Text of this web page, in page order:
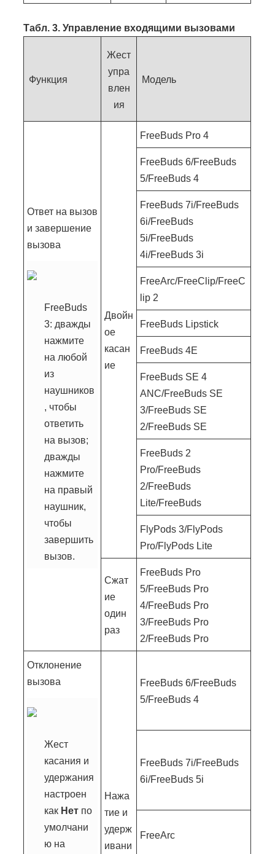
Табл. 3.Управление входящими вызовами
Функция
Жест
упра
влен
ия
Модель
Ответ на вызов
и завершение
вызова
FreeBuds
3: дважды
нажмите
на любой
из
наушников
, чтобы
ответить
на вызов;
дважды
нажмите
на правый
наушник,
чтобы
завершить
вызов.
Двойн
ое
касан
ие
FreeBuds Pro 4
FreeBuds 6/FreeBuds
5/FreeBuds 4
FreeBuds 7i/FreeBuds
6i/FreeBuds
5i/FreeBuds
4i/FreeBuds 3i
FreeArc/FreeClip/FreeC
lip 2
FreeBuds Lipstick
FreeBuds 4E
FreeBuds SE 4
ANC/FreeBuds SE
3/FreeBuds SE
2/FreeBuds SE
FreeBuds 2
Pro/FreeBuds
2/FreeBuds
Lite/FreeBuds
FlyPods 3/FlyPods
Pro/FlyPods Lite
Сжат
ие
один
раз
FreeBuds Pro
5/FreeBuds Pro
4/FreeBuds Pro
3/FreeBuds Pro
2/FreeBuds Pro
Отклонение
вызова
Жест
касания и
удержания
настроен
как Нет по
умолчани
ю на
Нажа
тие и
удерж
ивани
FreeBuds 6/FreeBuds
5/FreeBuds 4
FreeBuds 7i/FreeBuds
6i/FreeBuds 5i
FreeArc